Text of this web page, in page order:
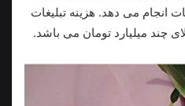
انجام می دهد. هزینه تبلیغات
چند میلیارد تومان می باشد.